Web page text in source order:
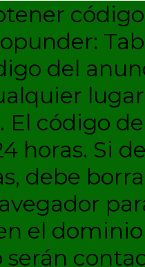
del
código
horas. Si
debe
el